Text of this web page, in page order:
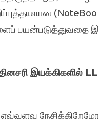
பயன்படுத்துவதை
இயக்கிகளில்